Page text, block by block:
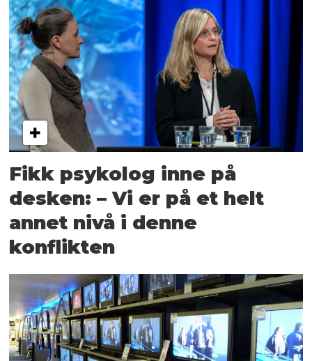
Fikk psykolog inne på
desken: – Vi er på et helt
annet nivå i denne
konflikten